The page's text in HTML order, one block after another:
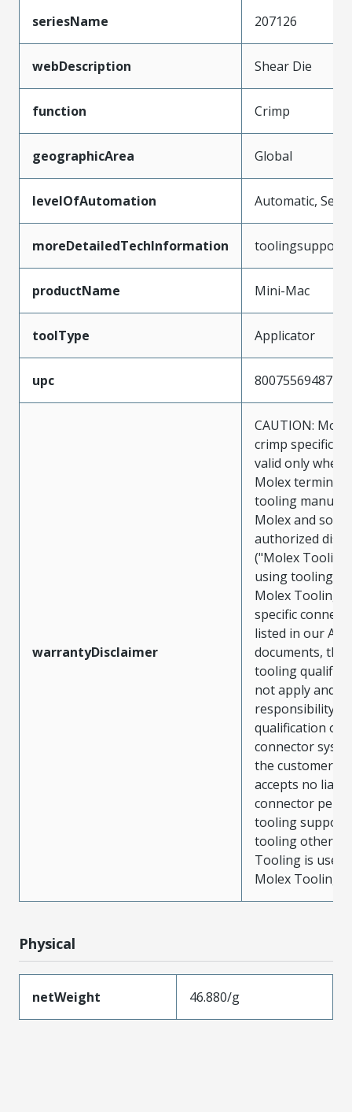
seriesName 207126
webDescription Shear Die
function Crimp
geographicArea Global
levelOfAutomation Automatic,
moreDetailedTechInformation
productName Mini-Mac
toolType Applicator
upc 800755694871
warrantyDisclaimer
CAUTION:
crimp
valid only when
Molex
tooling
Molex and sold
authorized
("Molex
using tooling
Molex Tooling
specific
listed in our ATS
documents, the
tooling
not apply and
responsibility
qualification of
connector
the customer.
accepts no
connector
tooling support
tooling other
Tooling is used
Molex Tooling
Physical
netWeight 46.880/g